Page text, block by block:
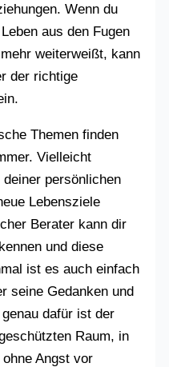
Wenn du
aus den Fugen
weiterweißt, kann
der richtige
Themen finden
Vielleicht
persönlichen
Lebensziele
Berater kann dir
und diese
ist es auch einfach
seine Gedanken und
dafür ist der
Raum, in
Angst vor